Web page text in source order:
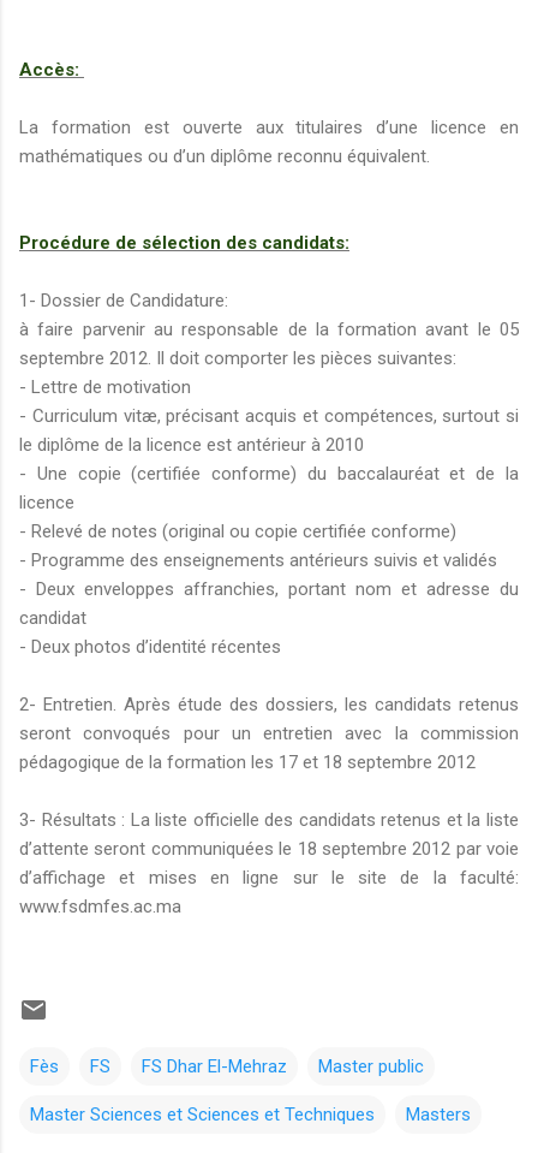
Accès:
La formation est ouverte aux titulaires d’une licence en
mathématiques ou d’un diplôme reconnu équivalent.
Procédure de sélection des candidats:
1- Dossier de Candidature:
à faire parvenir au responsable de la formation avant le 05
septembre 2012. Il doit comporter les pièces suivantes:
- Lettre de motivation
- Curriculum vitæ, précisant acquis et compétences, surtout si
le diplôme de la licence est antérieur à 2010
- Une copie (certifiée conforme) du baccalauréat et de la
licence
- Relevé de notes (original ou copie certifiée conforme)
- Programme des enseignements antérieurs suivis et validés
- Deux enveloppes affranchies, portant nom et adresse du
candidat
- Deux photos d’identité récentes
2- Entretien. Après étude des dossiers, les candidats retenus
seront convoqués pour un entretien avec la commission
pédagogique de la formation les 17 et 18 septembre 2012
3- Résultats : La liste officielle des candidats retenus et la liste
d’attente seront communiquées le 18 septembre 2012 par voie
d’affichage et mises en ligne sur le site de la faculté:
www.fsdmfes.ac.ma
Fès FS FS Dhar El-Mehraz Master public
Master Sciences et Sciences et Techniques Masters